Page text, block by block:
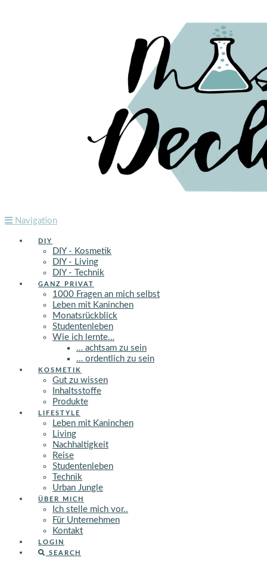
Navigation
DIY
DIY - Kosmetik
DIY - Living
DIY - Technik
GANZ PRIVAT
1000 Fragen an mich selbst
Leben mit Kaninchen
Monatsrückblick
Studentenleben
Wie ich lernte…
… achtsam zu sein
… ordentlich zu sein
KOSMETIK
Gut zu wissen
Inhaltsstoffe
Produkte
LIFESTYLE
Leben mit Kaninchen
Living
Nachhaltigkeit
Reise
Studentenleben
Technik
Urban Jungle
ÜBER MICH
Ich stelle mich vor..
Für Unternehmen
Kontakt
LOGIN
SEARCH